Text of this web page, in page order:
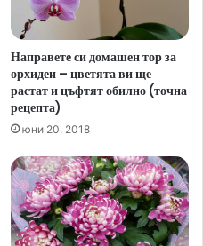
Направете си домашен тор за
орхидеи – цветята ви ще
растат и цъфтят обилно (точна
рецепта)
юни 20, 2018